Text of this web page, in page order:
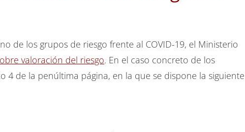
de los grupos de riesgo frente al COVID-19, el Ministerio
valoración del riesgo. En el caso concreto de los
4 de la penúltima página, en la que se dispone la siguiente